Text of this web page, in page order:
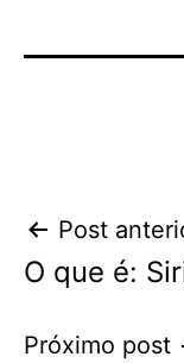
de
Post
Post
O que é:
Próximo post